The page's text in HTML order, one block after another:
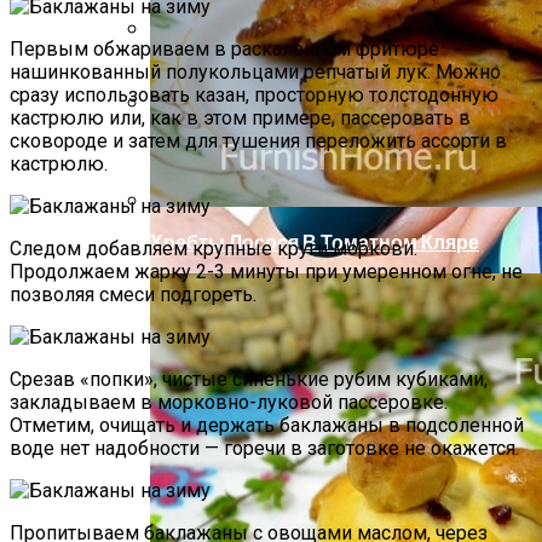
Компактно, Красиво, Удобно: 7
Нестандартных Идей Для Хранения
Обуви
Летний Маникюр В Пляжном Стиле
Хребты Лосося В Томатном Кляре
Первым обжариваем в раскаленном фритюре
нашинкованный полукольцами репчатый лук. Можно
сразу использовать казан, просторную толстодонную
кастрюлю или, как в этом примере, пассеровать в
сковороде и затем для тушения переложить ассорти в
кастрюлю.
Следом добавляем крупные круги моркови.
Продолжаем жарку 2-3 минуты при умеренном огне, не
позволяя смеси подгореть.
Срезав «попки», чистые синенькие рубим кубиками,
закладываем в морковно-луковой пассеровке.
Отметим, очищать и держать баклажаны в подсоленной
воде нет надобности — горечи в заготовке не окажется.
Пропитываем баклажаны с овощами маслом, через